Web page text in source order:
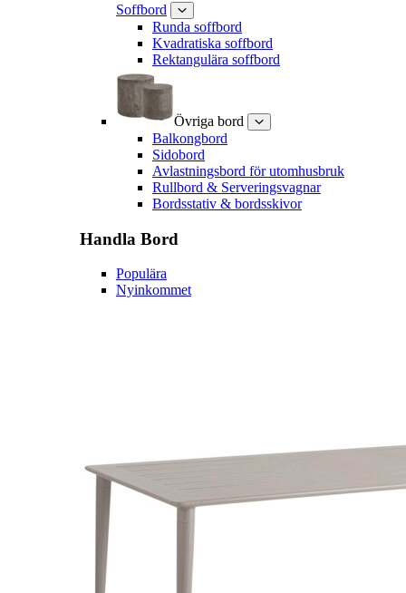
Soffbord
Runda soffbord
Kvadratiska soffbord
Rektangulära soffbord
Övriga bord
Balkongbord
Sidobord
Avlastningsbord för utomhusbruk
Rullbord & Serveringsvagnar
Bordsstativ & bordsskivor
Handla Bord
Populära
Nyinkommet